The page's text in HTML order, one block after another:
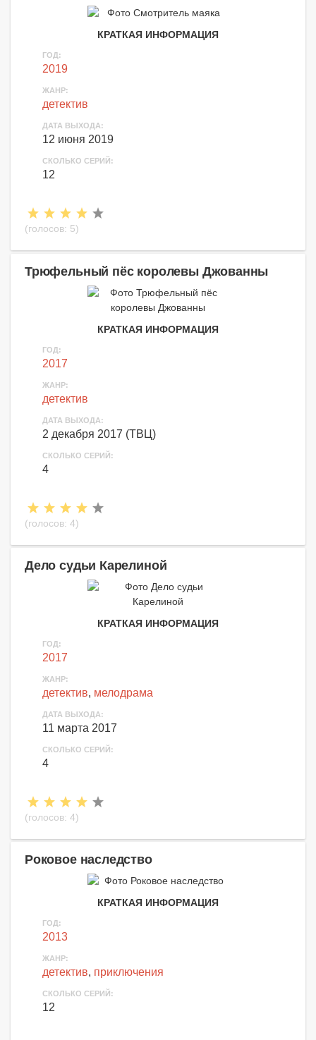
КРАТКАЯ ИНФОРМАЦИЯ
ГОД:
2019
ЖАНР:
детектив
ДАТА ВЫХОДА:
12 июня 2019
СКОЛЬКО СЕРИЙ:
12
(голосов: 5)
Трюфельный пёс королевы Джованны
КРАТКАЯ ИНФОРМАЦИЯ
ГОД:
2017
ЖАНР:
детектив
ДАТА ВЫХОДА:
2 декабря 2017 (ТВЦ)
СКОЛЬКО СЕРИЙ:
4
(голосов: 4)
Дело судьи Карелиной
КРАТКАЯ ИНФОРМАЦИЯ
ГОД:
2017
ЖАНР:
детектив, мелодрама
ДАТА ВЫХОДА:
11 марта 2017
СКОЛЬКО СЕРИЙ:
4
(голосов: 4)
Роковое наследство
КРАТКАЯ ИНФОРМАЦИЯ
ГОД:
2013
ЖАНР:
детектив, приключения
СКОЛЬКО СЕРИЙ:
12